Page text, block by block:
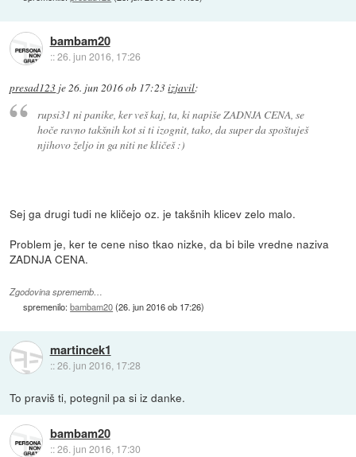
bambam20
::26. jun 2016, 17:26
presad123 je26. jun 2016 ob 17:23izjavil:
rupsi31 ni panike, ker veš kaj, ta, ki napiše ZADNJA CENA, se
hoče ravno takšnih kot si ti izognit, tako, da super da spoštuješ
njihovo željo in ga niti ne kličeš :)
Sej ga drugi tudi ne kličejo oz. je takšnih klicev zelo malo.
Problem je, ker te cene niso tkao nizke, da bi bile vredne naziva
ZADNJA CENA.
Zgodovina sprememb…
spremenilo:bambam20(26. jun 2016 ob 17:26)
martincek1
::26. jun 2016, 17:28
To praviš ti, potegnil pa si iz danke.
bambam20
::26. jun 2016, 17:30